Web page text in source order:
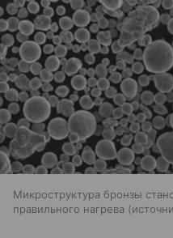
Микроструктура бронзы
правильного нагрева